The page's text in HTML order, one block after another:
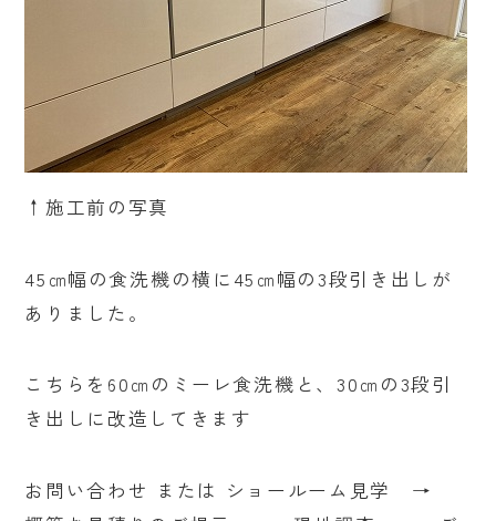
↑施工前の写真
45㎝幅の食洗機の横に45㎝幅の3段引き出しが
ありました。
こちらを60㎝のミーレ食洗機と、30㎝の3段引
き出しに改造してきます
お問い合わせ または ショールーム見学 →